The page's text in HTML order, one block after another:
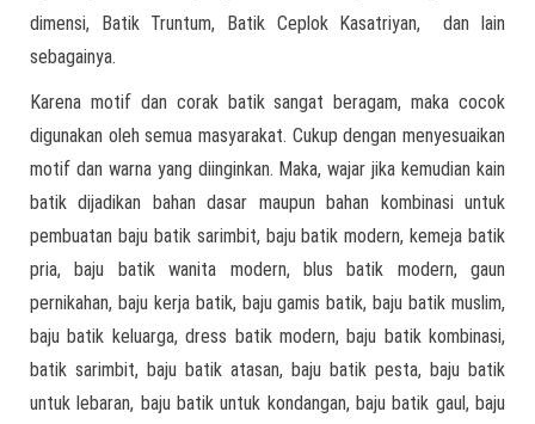
dimensi, Batik Truntum, Batik Ceplok Kasatriyan, dan lain
sebagainya.
Karena motif dan corak batik sangat beragam, maka cocok
digunakan oleh semua masyarakat. Cukup dengan menyesuaikan
motif dan warna yang diinginkan. Maka, wajar jika kemudian kain
batik dijadikan bahan dasar maupun bahan kombinasi untuk
pembuatan baju batik sarimbit, baju batik modern, kemeja batik
pria, baju batik wanita modern, blus batik modern, gaun
pernikahan, baju kerja batik, baju gamis batik, baju batik muslim,
baju batik keluarga, dress batik modern, baju batik kombinasi,
batik sarimbit, baju batik atasan, baju batik pesta, baju batik
untuk lebaran, baju batik untuk kondangan, baju batik gaul, baju